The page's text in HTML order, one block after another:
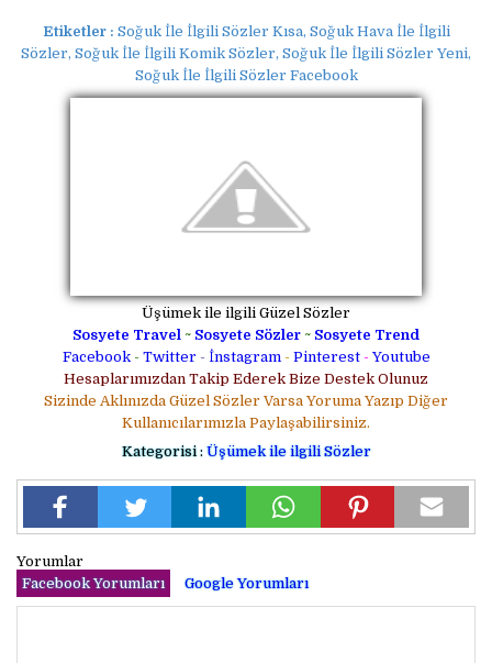
Etiketler : Soğuk İle İlgili Sözler Kısa, Soğuk Hava İle İlgili
Sözler, Soğuk İle İlgili Komik Sözler, Soğuk İle İlgili Sözler Yeni,
Soğuk İle İlgili Sözler Facebook
Üşümek ile ilgili Güzel Sözler
Sosyete Travel ~ Sosyete Sözler ~ Sosyete Trend
Facebook- Twitter - İnstagram- Pinterest- Youtube
Hesaplarımızdan Takip Ederek Bize Destek Olunuz
Sizinde Aklınızda Güzel Sözler Varsa Yoruma Yazıp Diğer
Kullanıcılarımızla Paylaşabilirsiniz.
Kategorisi : Üşümek ile ilgili Sözler
Yorumlar
Facebook Yorumları
Google Yorumları